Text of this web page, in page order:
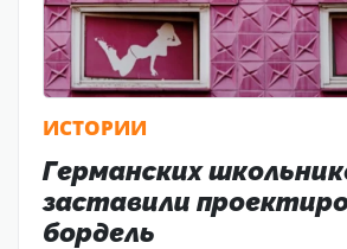
ИСТОРИИ
Германских
заставили
бордель